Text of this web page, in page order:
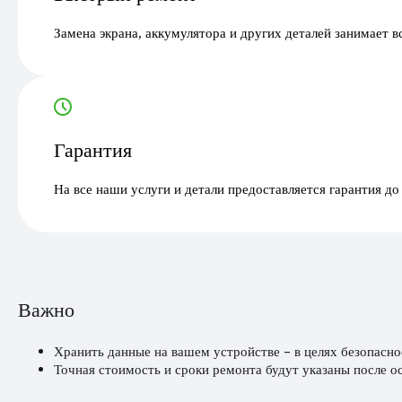
Замена экрана, аккумулятора и других деталей занимает
Гарантия
На все наши услуги и детали предоставляется гарантия
Важно
Хранить данные на вашем устройстве - в целях
Точная стоимость и сроки ремонта будут указаны после